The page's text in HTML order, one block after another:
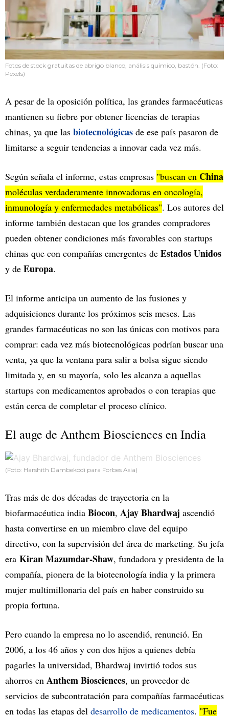
Fotos de stock gratuitas de abrigo blanco, análisis químico, bastón. (Foto:
Pexels)
A pesar de la oposición política, las grandes farmacéuticas
mantienen su fiebre por obtener licencias de terapias
chinas, ya que las biotecnológicas de ese país pasaron de
limitarse a seguir tendencias a innovar cada vez más.
Según señala el informe, estas empresas "buscan en China
moléculas verdaderamente innovadoras en oncología,
inmunología y enfermedades metabólicas". Los autores del
informe también destacan que los grandes compradores
pueden obtener condiciones más favorables con startups
chinas que con compañías emergentes de Estados Unidos
y de Europa.
El informe anticipa un aumento de las fusiones y
adquisiciones durante los próximos seis meses. Las
grandes farmacéuticas no son las únicas con motivos para
comprar: cada vez más biotecnológicas podrían buscar una
venta, ya que la ventana para salir a bolsa sigue siendo
limitada y, en su mayoría, solo les alcanza a aquellas
startups con medicamentos aprobados o con terapias que
están cerca de completar el proceso clínico.
El auge de Anthem Biosciences en India
(Foto: Harshith Dambekodi para Forbes Asia)
Tras más de dos décadas de trayectoria en la
biofarmacéutica india Biocon, Ajay Bhardwaj ascendió
hasta convertirse en un miembro clave del equipo
directivo, con la supervisión del área de marketing. Su jefa
era Kiran Mazumdar-Shaw, fundadora y presidenta de la
compañía, pionera de la biotecnología india y la primera
mujer multimillonaria del país en haber construido su
propia fortuna.
Pero cuando la empresa no lo ascendió, renunció. En
2006, a los 46 años y con dos hijos a quienes debía
pagarles la universidad, Bhardwaj invirtió todos sus
ahorros en Anthem Biosciences, un proveedor de
servicios de subcontratación para compañías farmacéuticas
en todas las etapas del desarrollo de medicamentos. "Fue